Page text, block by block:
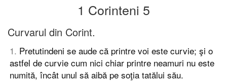
1 Corinteni 5
Curvarul din Corint.
1. Pretutindeni se aude că printre voi este curvie; şi o
astfel de curvie cum nici chiar printre neamuri nu este
numită, încât unul să aibă pe soţia tatălui său.